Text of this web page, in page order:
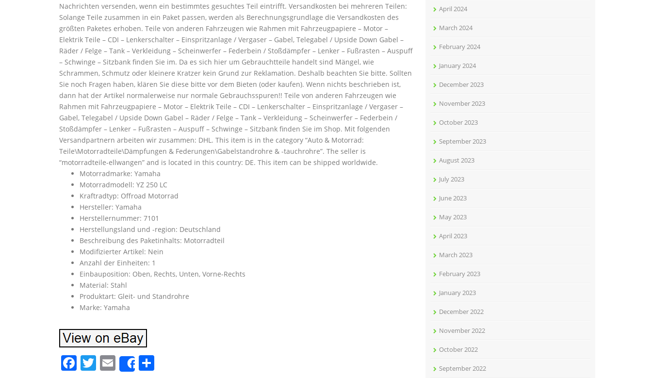
Nachrichten versenden, wenn ein bestimmtes gesuchtes Teil eintrifft. Versandkosten bei mehreren Teilen:
Solange Teile zusammen in ein Paket passen, werden als Berechnungsgrundlage die Versandkosten des
größten Paketes erhoben. Teile von anderen Fahrzeugen wie Rahmen mit Fahrzeugpapiere – Motor –
Elektrik Teile – CDI – Lenkerschalter – Einspritzanlage / Vergaser – Gabel, Telegabel / Upside Down Gabel –
Räder / Felge – Tank – Verkleidung – Scheinwerfer – Federbein / Stoßdämpfer – Lenker – Fußrasten – Auspuff
– Schwinge – Sitzbank finden Sie im. Da es sich hier um Gebrauchtteile handelt sind Mängel, wie
Schrammen, Schmutz oder kleinere Kratzer kein Grund zur Reklamation. Deshalb beachten Sie bitte. Sollten
Sie noch Fragen haben, klären Sie diese bitte vor dem Bieten (oder kaufen). Wenn nichts beschrieben ist,
dann hat der Artikel normalerweise nur normale Gebrauchsspuren!! Teile von anderen Fahrzeugen wie
Rahmen mit Fahrzeugpapiere – Motor – Elektrik Teile – CDI – Lenkerschalter – Einspritzanlage / Vergaser –
Gabel, Telegabel / Upside Down Gabel – Räder / Felge – Tank – Verkleidung – Scheinwerfer – Federbein /
Stoßdämpfer – Lenker – Fußrasten – Auspuff – Schwinge – Sitzbank finden Sie im Shop. Mit folgenden
Versandpartnern arbeiten wir zusammen: DHL. This item is in the category “Auto & Motorrad:
Teile\Motorradteile\Dämpfungen & Federungen\Gabelstandrohre & -tauchrohre”. The seller is
“motorradteile-ellwangen” and is located in this country: DE. This item can be shipped worldwide.
Motorradmarke: Yamaha
Motorradmodell: YZ 250 LC
Kraftradtyp: Offroad Motorrad
Hersteller: Yamaha
Herstellernummer: 7101
Herstellungsland und -region: Deutschland
Beschreibung des Paketinhalts: Motorradteil
Modifizierter Artikel: Nein
Anzahl der Einheiten: 1
Einbauposition: Oben, Rechts, Unten, Vorne-Rechts
Material: Stahl
Produktart: Gleit- und Standrohre
Marke: Yamaha
F T E Share
April 2024
March 2024
February 2024
January 2024
December 2023
November 2023
October 2023
September 2023
August 2023
July 2023
June 2023
May 2023
April 2023
March 2023
February 2023
January 2023
December 2022
November 2022
October 2022
September 2022